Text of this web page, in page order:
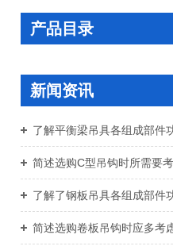
产品目录
新闻资讯
了解平衡梁吊具各组成部件
简述选购C型吊钩时所需要
了解了钢板吊具各组成部件
简述选购卷板吊钩时应多考